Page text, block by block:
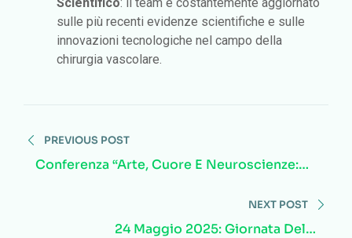
sulle più recenti evidenze scientifiche e sulle
innovazioni tecnologiche nel campo della
chirurgia vascolare.
PREVIOUS POST
Conferenza “Arte, Cuore E Neuroscienze:
NEXT POST
24 Maggio 2025: Giornata Della